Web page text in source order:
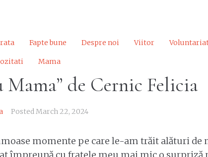
Fapte bune Despre noi Viitor
Mama
de Cernic Felicia
PostedMarch 22, 2024
momente pe care le-am trăit alături de